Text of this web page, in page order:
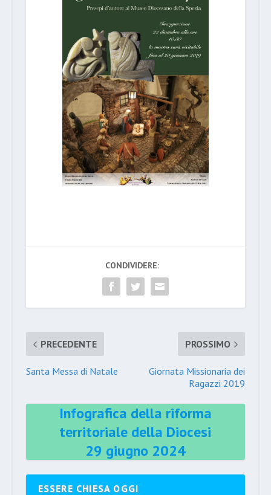
CONDIVIDERE:
PRECEDENTE
Santa Messa di Natale
PROSSIMO
Giornata Missionaria dei
Ragazzi 2019
Infografica della riforma
territoriale della Diocesi
29 giugno 2024
ESSERE CHIESA OGGI